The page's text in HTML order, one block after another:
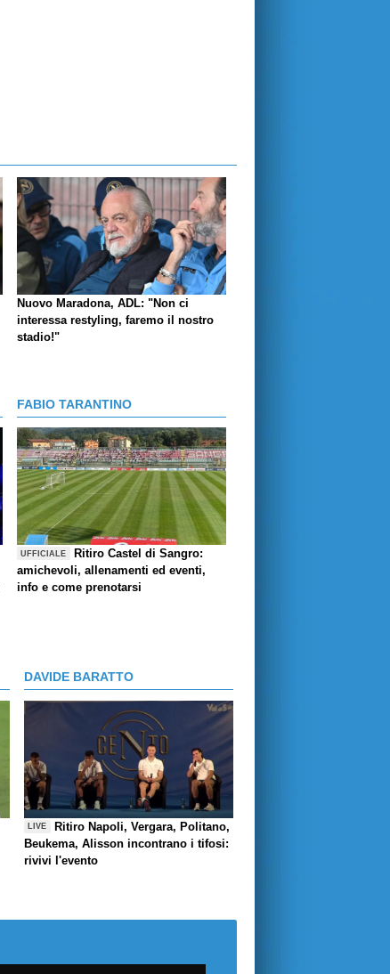
Nuovo Maradona, ADL: "Non ci
interessa restyling, faremo il nostro
stadio!"
FABIO TARANTINO
UFFICIALE
Ritiro Castel di Sangro:
amichevoli, allenamenti ed eventi,
info e come prenotarsi
DAVIDE BARATTO
LIVE
Ritiro Napoli, Vergara, Politano,
Beukema, Alisson incontrano i tifosi:
rivivi l'evento